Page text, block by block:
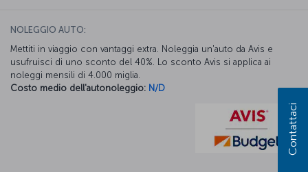
NOLEGGIO AUTO:
Mettiti in viaggio con vantaggi extra. Noleggia un'auto da Avis e
usufruisci di uno sconto del 40%. Lo sconto Avis si applica ai
noleggi mensili di 4.000 miglia.
Costo medio dell'autonoleggio: N/D
Contattaci